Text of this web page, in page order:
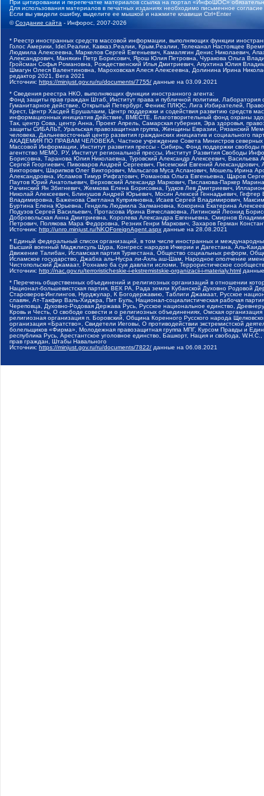
При цитировании и перепечатке материалов ссылка на портал «ИнфоШОС»
Для использования материалов в печатных изданиях необходимо письменное
Если вы увидели ошибку, выделите ее мышкой и нажмите клавиши Ctrl+Enter
©Создание сайта - Инфорос, 2007-2026
* Реестр иностранных средств массовой информации, выполняющих функции
Голос Америки, Idel.Реалии, Кавказ.Реалии, Крым.Реалии, Телеканал Настоящее
Людмила Алексеевна, Маркелов Сергей Евгеньевич, Камалягин Денис Николаевич,
Александрович, Маняхин Петр Борисович, Ярош Юлия Петровна, Чуракова Ольга
Гройсман Софья Романовна, Рождественский Илья Дмитриевич, Апухтина Юлия
Шмагун Олеся Валентиновна, Мароховская Алеся Алексеевна, Долинина Ирина
редактор 2021, Вега 2021
Источник: https://minjust.gov.ru/ru/documents/7755/ данные на 03.09.2021
* Сведения реестра НКО, выполняющих функции иностранного агента:
Фонд защиты прав граждан Штаб, Институт права и публичной политики,
Гуманитарное действие, Открытый Петербург, Феникс ПЛЮС, Лига Избирателей,
Крест, Центр Хасдей Ерушалаим, Центр поддержки и содействия развитию средств
информационных инициатив Действие, ВМЕСТЕ, Благотворительный фонд охраны
Так, центр Сова, центр Анна, Проект Апрель, Самарская губерния, Эра здоровья,
защиты СИБАЛЬТ, Уральская правозащитная группа, Женщины Евразии, Рязанский
человека, Дальневосточный центр развития гражданских инициатив и социального
АКАДЕМИЯ ПО ПРАВАМ ЧЕЛОВЕКА, Частное учреждение Совета Министров северных
Массовой Информации, Институт развития прессы - Сибирь, Фонд поддержки
агентство МЕМО. РУ, Институт региональной прессы, Институт Развития Свободы
Борисовна, Таранова Юлия Николаевна, Туровский Александр Алексеевич,
Сергей Георгиевич, Пивоваров Андрей Сергеевич, Писемский Евгений
Викторович, Шарипков Олег Викторович, Мальсагов Муса Асланович, Мошель Ирина
Александровна, Исламов Тимур Рифгатович, Романова Ольга Евгеньевна, Щаров
Паутов Юрий Анатольевич, Верховский Александр Маркович, Пислакова-Паркер
Рачинский Ян Збигневич, Жемкова Елена Борисовна, Гудков Лев Дмитриевич,
Николай Алексеевич, Блинушов Андрей Юрьевич, Мосин Алексей Геннадьевич,
Владимировна, Баженова Светлана Куприяновна, Исаев Сергей Владимирович,
Буртина Елена Юрьевна, Гендель Людмила Залмановна, Кокорина Екатерина
Подузов Сергей Васильевич, Протасова Ирина Вячеславовна, Литинский Леонид
Добровольская Анна Дмитриевна, Королева Александра Евгеньевна, Смирнов
Петрович, Полякова Мара Федоровна, Резник Генри Маркович, Захаров Герман
Источник: http://unro.minjust.ru/NKOForeignAgent.aspx данные на 28.08.2021
* Единый федеральный список организаций, в том числе иностранных и
Высший военный Маджлисуль Шура, Конгресс народов Ичкерии и Дагестана, Аль-
Движение Талибан, Исламская партия Туркестана, Общество социальных реформ,
Исламское государство, Джабха аль-Нусра ли-Ахль аш-Шам, Народное ополчение
Чистопольский Джамаат, Рохнамо ба суи давлати исломи, Террористическое
Источник: http://nac.gov.ru/terroristicheskie-i-ekstremistskie-organizacii-i-materialy.html
* Перечень общественных объединений и религиозных организаций в отношении
Национал-большевистская партия, ВЕК РА, Рада земли Кубанской Духовно Родовой
Староверов-Инглингов, Нурджулар, К Богодержавию, Таблиги Джамаат, Русское
славян, Ат-Такфир Валь-Хиджра, Пит Буль, Национал-социалистическая рабочая
Череповца, Духовно-Родовая Держава Русь, Русское национальное единство,
Кровь и Честь, О свободе совести и о религиозных объединениях, Омская
религиозная организация п. Боровский, Община Коренного Русского народа
организация «Братство», Свидетели Иеговы, О противодействии экстремистской
болельщиков «Фирма», Молодежная правозащитная группа МПГ, Курсом Правды и
республика Русь, Арестантское уголовное единство, Башкорт, Нация и свобода,
прав граждан, Штабы Навального
Источник: https://minjust.gov.ru/ru/documents/7822/ данные на 06.08.2021